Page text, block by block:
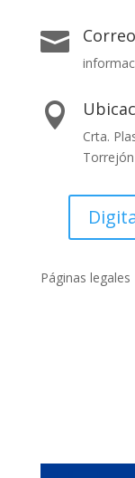


Crta.
Torrejón
Páginas legales